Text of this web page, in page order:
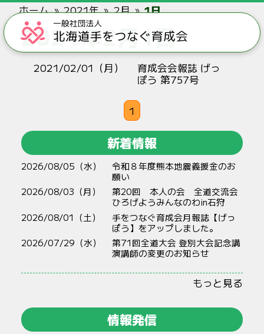
ホーム 2021年 2月 1日
2021年2月1日
2021/02/01（月）
育成会会報誌 げっ
ぽう 第757号
1
新着情報
2026/08/05（水）
令和８年度熊本地震義援金のお
願い
2026/08/03（月）
第20回 本人の会 全道交流会
ひろげようみんなのわin石狩
2026/08/01（土）
手をつなぐ育成会月報誌【げっ
ぽう】をアップしました。
2026/07/29（水）
第71回全道大会 登別大会記念講
演講師の変更のお知らせ
もっと見る
情報発信